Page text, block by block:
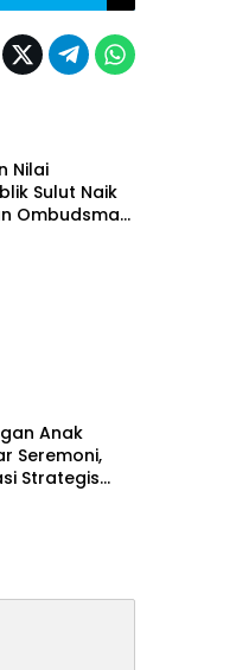
Nilai
Sulut Naik
Ombudsman
Anak
Seremoni,
Strategis